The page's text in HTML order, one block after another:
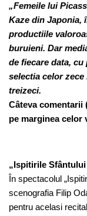
„Femeile lui
Kaze din Japonia,
productiile
buruieni. Dar
de fiecare data,
selectia celor
treizeci.
Câteva comentarii
pe marginea celor
„Ispitirile
În spectacolul
scenografia Filip
pentru acelasi